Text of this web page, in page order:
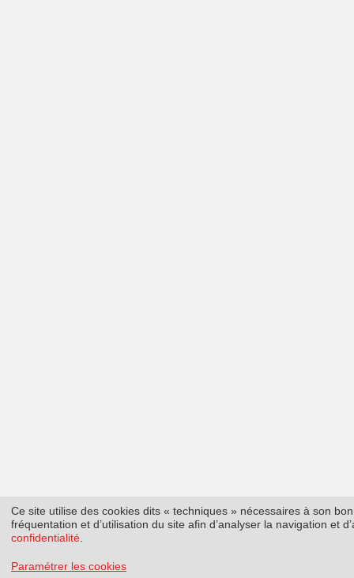
Ce site utilise des cookies dits « techniques » nécessaires à son
fréquentation et d’utilisation du site afin d’analyser la navigation et
confidentialité
Paramétrer les cookies